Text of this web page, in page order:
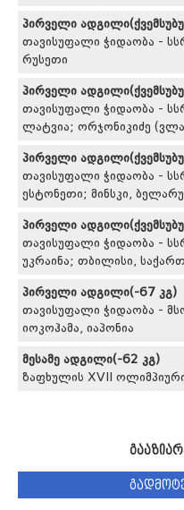
პირველი
თავისუფალი ჭიდაობა -
რუსეთი
პირველი
თავისუფალი ჭიდაობა -
ლატვია; ორჯონიკიძე
პირველი
თავისუფალი ჭიდაობა -
ესტონეთი; მინსკი,
პირველი
თავისუფალი ჭიდაობა -
უკრაინა; თბილისი,
პირველი ადგილი(-67 კგ)
თავისუფალი ჭიდაობა -
იოკოჰამა, იაპონია
მესამე ადგილი(-62 კგ)
ზაფხულის XVII